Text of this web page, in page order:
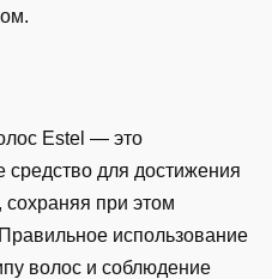
Estel — это
для достижения
сохраняя при этом
использование
волос и соблюдение